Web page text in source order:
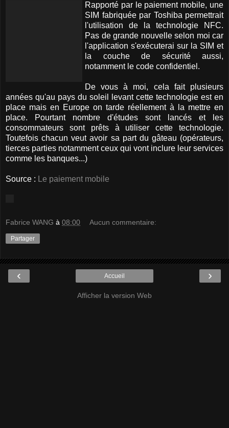
Rapporté par le paiement mobile, une
SIM fabriquée par Toshiba permettrait
l'utilisation de la technologie NFC.
Pas de grande nouvelle selon moi car
l'application s'exécuterai sur la SIM et
la couche de sécurité aussi,
notamment le code confidentiel.
De vous à moi, cela fait plusieurs
années qu'au pays du soleil levant cette technologie est en
place mais en Europe on tarde réellement à la mettre en
place. Pourtant nombre d'études sont lancés et les
consommateurs sont prêts à utiliser cette technologie.
Toutefois chacun veut avoir sa part du gâteau (opérateurs,
tierces parties notamment ceux qui vont inclure leur services
comme les banques...)
Source : Le paiement mobile
Fabrice WANG à 08:00 Aucun commentaire:
Partager
‹ ›
Accueil
Afficher la version Web